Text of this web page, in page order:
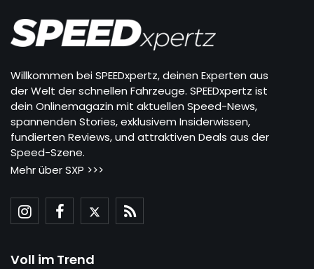
Willkommen bei SPEEDxpertz, deinen Experten aus
der Welt der schnellen Fahrzeuge. SPEEDxpertz ist
dein Onlinemagazin mit aktuellen Speed-News,
spannenden Stories, exklusivem Insiderwissen,
fundierten Reviews, und attraktiven Deals aus der
Speed-Szene.
Mehr über SXP >>>
Voll im Trend